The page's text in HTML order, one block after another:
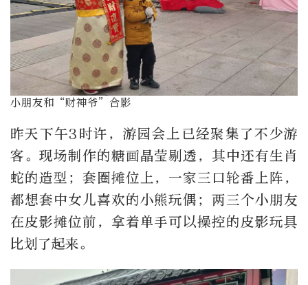
小朋友和“财神爷”合影
昨天下午3时许，游园会上已经聚集了不少游
客。现场制作的糖画晶莹剔透，其中还有生肖
蛇的造型；套圈摊位上，一家三口轮番上阵，
都想套中女儿喜欢的小熊玩偶；两三个小朋友
在皮影摊位前，拿着单手可以操控的皮影玩具
比划了起来。